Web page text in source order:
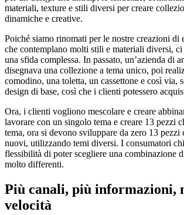
materiali, texture e stili diversi per creare
dinamiche e creative.
Poiché siamo rinomati per le nostre creazioni di
che contemplano molti stili e materiali diversi,
una sfida complessa. In passato, un’azienda di
disegnava una collezione a tema unico, poi
comodino, una toletta, un cassettone e così via,
design di base, così che i clienti potessero
Ora, i clienti vogliono mescolare e creare
lavorare con un singolo tema e creare 13 pezzi
tema, ora si devono sviluppare da zero 13 pezzi
nuovi, utilizzando temi diversi. I consumatori
flessibilità di poter scegliere una combinazione
molto differenti.
Più canali, più informazioni,
velocità